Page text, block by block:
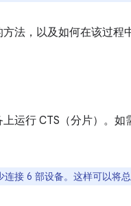
法，以及如何在该过程
运行 CTS（分片）。如
接 6 部设备。这样可以将